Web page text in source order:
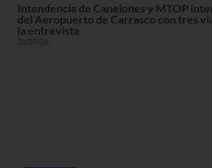
Intendencia de Canelones y MTOP
del Aeropuerto de Carrasco con tres
la entrevista
31/07/26